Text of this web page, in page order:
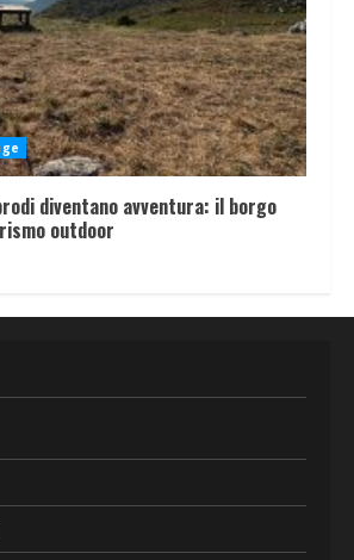
diventano avventura: il borgo
outdoor